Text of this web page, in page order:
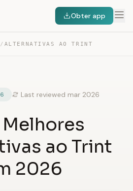
Obter app
/ ALTERNATIVAS AO TRINT
Last reviewed mar 2026
Melhores
ao Trint
2026